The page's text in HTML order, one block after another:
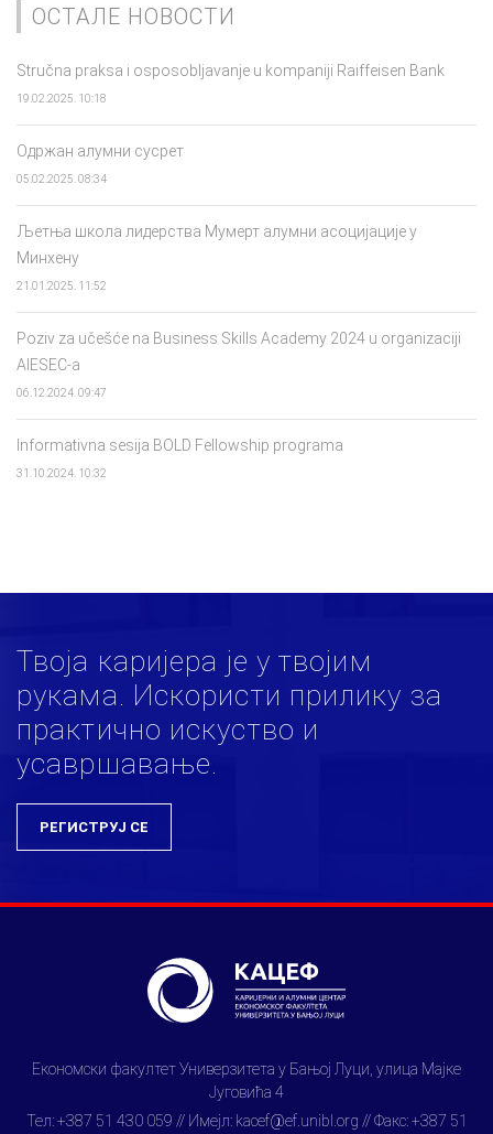
ОСТАЛЕ НОВОСТИ
Stručna praksa i osposobljavanje u kompaniji Raiffeisen Bank
19.02.2025. 10:18
Одржан алумни сусрет
05.02.2025. 08:34
Љетња школа лидерства Мумерт алумни асоцијације у
Минхену
21.01.2025. 11:52
Poziv za učešće na Business Skills Academy 2024 u organizaciji
AIESEC-a
06.12.2024. 09:47
Informativna sesija BOLD Fellowship programa
31.10.2024. 10:32
Твоја каријера је у твојим
рукама. Искористи прилику за
практично искуство и
усавршавање.
РЕГИСТРУЈ СЕ
Економски факултет Универзитета у Бањој Луци, улица Мајке
Југовића 4
Тел: +387 51 430 059 // Имејл: kacef@ef.unibl.org // Факс: +387 51